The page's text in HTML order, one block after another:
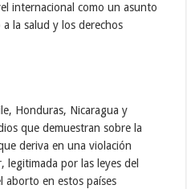
internacional como un asunto
la salud y los derechos
Honduras, Nicaragua y
que demuestran sobre la
deriva en una violación
legitimada por las leyes del
aborto en estos países